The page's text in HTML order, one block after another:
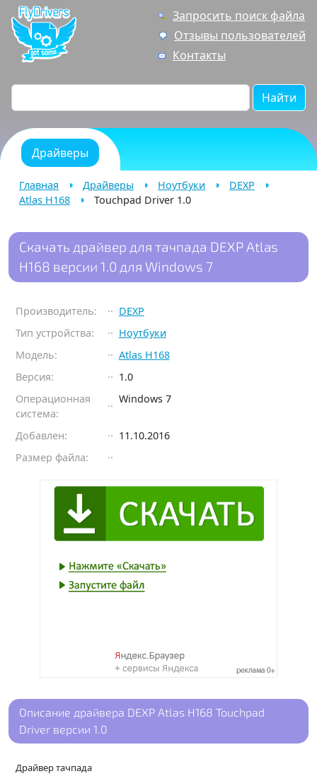
Запросить поиск файла
Отзывы пользователей
Контакты
Найти
Драйверы
Главная Драйверы Ноутбуки
DEXP
Atlas H168
Touchpad Driver 1.0
Скачать драйвер для тачпада DEXP Atlas
H168 версии 1.0 для Windows 7
Производитель:
DEXP
Тип устройства:
Ноутбуки
Модель:
Atlas H168
Версия:
1.0
Операционная
система:
Windows 7
Добавлен:
11.10.2016
Размер файла:
Описание драйвера DEXP Atlas H168 Touchpad
Driver версии 1.0
Драйвер тачпада